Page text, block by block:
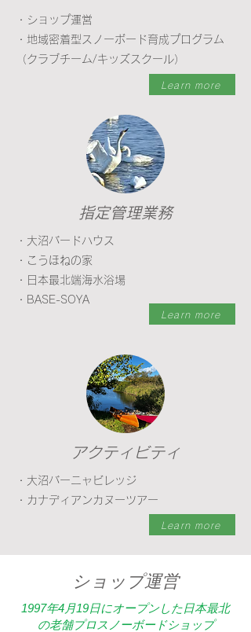
・ショップ運営
・地域密着型スノーボード育成プログラム
（クラブチーム/キッズスクール）
Learn more
​指定管理業務
・大沼バードハウス
・こうほねの家
・日本最北端海水浴場
​・BASE-SOYA
Learn more
​アクティビティ
・大沼バーニャビレッジ
​・カナディアンカヌーツアー
Learn more
​ショップ運営
1997年4月19日にオープンした日本最北
の老舗プロスノーボードショップ